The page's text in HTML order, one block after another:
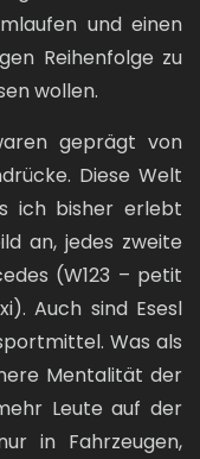
und einen
Reihenfolge zu
wollen.
geprägt von
Diese Welt
ich bisher erlebt
an, jedes zweite
(W123 – petit
Auch sind Esesl
Was als
Mentalität der
Leute auf der
in Fahrzeugen,